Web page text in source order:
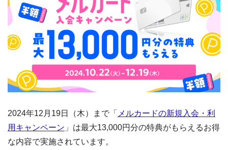
2024年12月19日（木）まで「 メルカードの新規入会・利
用キャンペーン 」は最大13,000円分の特典がもらえるお得
な内容で実施されています。